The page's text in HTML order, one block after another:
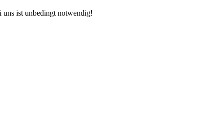
uns ist unbedingt notwendig!